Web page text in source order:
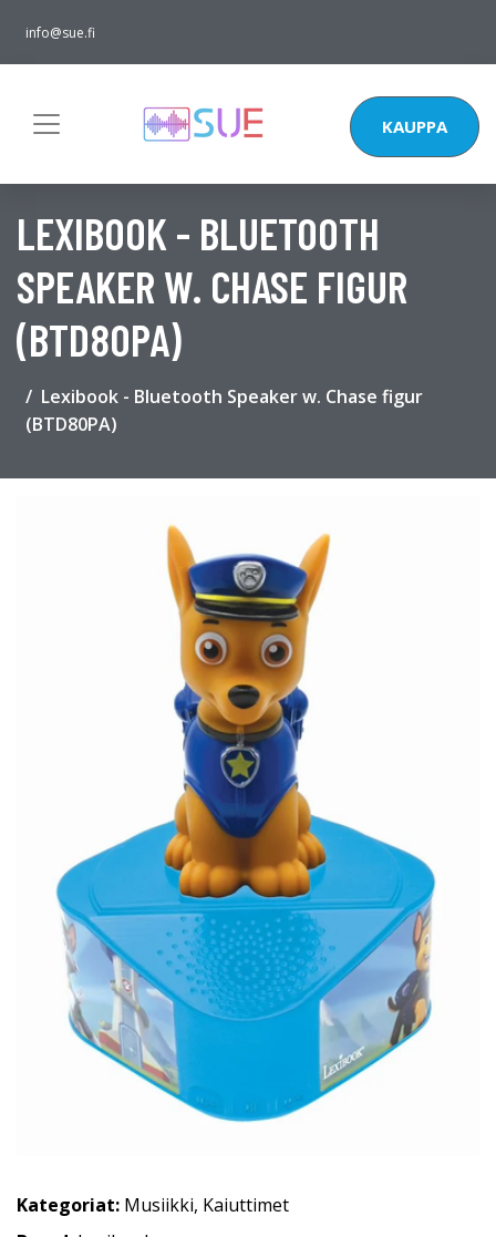
info@sue.fi
KAUPPA
LEXIBOOK - BLUETOOTH
SPEAKER W. CHASE FIGUR
(BTD80PA)
Lexibook - Bluetooth Speaker w. Chase figur
(BTD80PA)
Kategoriat: Musiikki, Kaiuttimet